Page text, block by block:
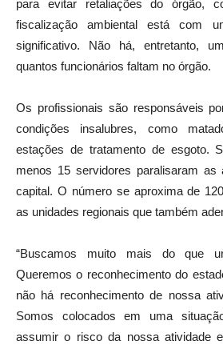
para evitar retaliações do órgão,
fiscalização ambiental está com
significativo. Não há, entretanto,
quantos funcionários faltam no órgão.
Os profissionais são responsáveis
condições insalubres, como
estações de tratamento de esgoto.
menos 15 servidores paralisaram as
capital. O número se aproxima de
as unidades regionais que também
“Buscamos muito mais do que
Queremos o reconhecimento do
não há reconhecimento de nossa
Somos colocados em uma
assumir o risco da nossa atividade